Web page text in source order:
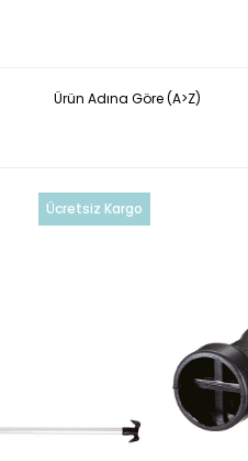
Ürün Adına Göre (A>Z)
Ücretsiz Kargo